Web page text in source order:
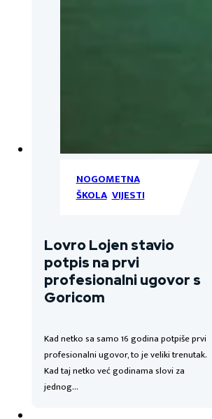
NOGOMETNA
ŠKOLA,VIJESTI
Lovro Lojen stavio
potpis na prvi
profesionalni ugovor s
Goricom
Kad netko sa samo 16 godina potpiše prvi
profesionalni ugovor, to je veliki trenutak.
Kad taj netko već godinama slovi za
jednog…